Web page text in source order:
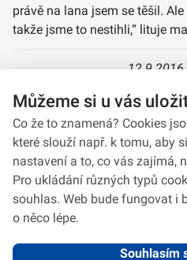
právě na lana jsem se těšil.
takže jsme to nestihli,“ lituje
12.9.2016
Můžeme si u vás
Co že to znamená? Cookies
které slouží např. k tomu, aby
nastavení a to, co vás zajímá,
Pro ukládání různých typů
souhlas. Web bude fungovat i
o něco lépe.
Souhlasím